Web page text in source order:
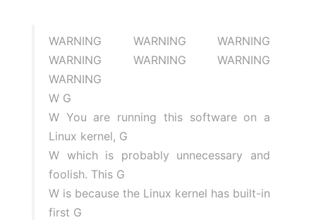
WARNING WARNING WARNING
WARNING WARNING WARNING
WARNING
W G
W You are running this software on a
Linux kernel, G
W which is probably unnecessary and
foolish. This G
W is because the Linux kernel has built-in
first G